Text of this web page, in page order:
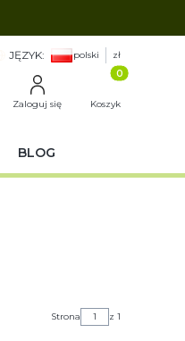
JĘZYK: polski zł
Zaloguj się
Produkty w
Koszyk
BLOG
Strona z 1